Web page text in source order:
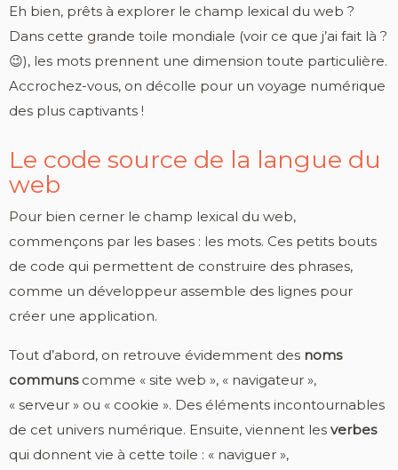
Eh bien, prêts à explorer le champ lexical du web ?
Dans cette grande toile mondiale (voir ce que j’ai fait là ?
😉), les mots prennent une dimension toute particulière.
Accrochez-vous, on décolle pour un voyage numérique
des plus captivants !
Le code source de la langue du
web
Pour bien cerner le champ lexical du web,
commençons par les bases : les mots. Ces petits bouts
de code qui permettent de construire des phrases,
comme un développeur assemble des lignes pour
créer une application.
Tout d’abord, on retrouve évidemment des noms
communs comme « site web », « navigateur »,
« serveur » ou « cookie ». Des éléments incontournables
de cet univers numérique. Ensuite, viennent les verbes
qui donnent vie à cette toile : « naviguer »,